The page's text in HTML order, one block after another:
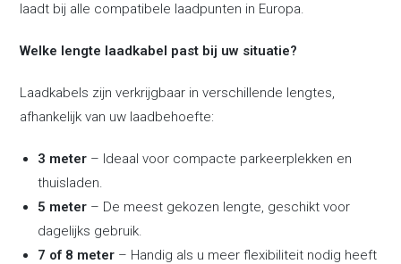
laadt bij alle compatibele laadpunten in Europa.
Welke lengte laadkabel past bij uw situatie?
Laadkabels zijn verkrijgbaar in verschillende lengtes,
afhankelijk van uw laadbehoefte:
3 meter – Ideaal voor compacte parkeerplekken en
thuisladen.
5 meter – De meest gekozen lengte, geschikt voor
dagelijks gebruik.
7 of 8 meter – Handig als u meer flexibiliteit nodig heeft